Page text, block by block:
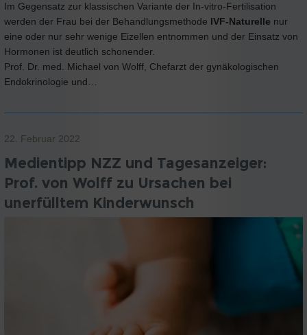
Im Gegensatz zur klassischen Variante der In-vitro-Fertilisation
werden der Frau bei der Behandlungsmethode IVF-Naturelle nur
eine oder nur sehr wenige Eizellen entnommen und der Einsatz von
Hormonen ist deutlich schonender.
Prof. Dr. med. Michael von Wolff, Chefarzt der gynäkologischen
Endokrinologie und…
22. Februar 2022
Medientipp NZZ und Tagesanzeiger:
Prof. von Wolff zu Ursachen bei
unerfülltem Kinderwunsch